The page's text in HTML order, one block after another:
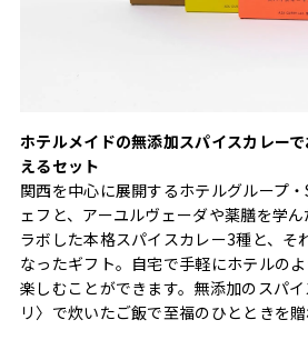
ホテルメイドの無添加スパイスカレー
えるセット
関西を中心に展開するホテルグループ
ェフと、アーユルヴェーダや薬膳を学
ラボした本格スパイスカレー3種と、そ
なったギフト。自宅で手軽にホテルの
楽しむことができます。無添加のスパ
リ〉で炊いたご飯で至福のひとときを贈